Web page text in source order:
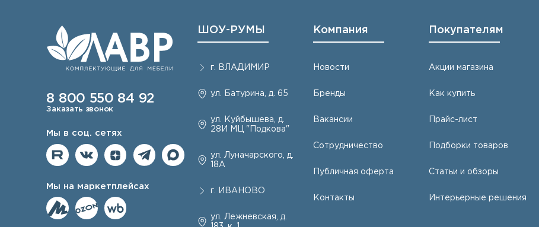
8 800 550 84 92
Заказать звонок
Мы в соц. сетях
Мы на маркетплейсах
ШОУ-РУМЫ
г. ВЛАДИМИР
ул. Батурина, д. 65
ул. Куйбышева, д.
28И МЦ "Подкова"
ул. Луначарского, д.
18А
г. ИВАНОВО
ул. Лежневская, д.
Компания
Новости
Бренды
Вакансии
Сотрудничество
Публичная оферта
Контакты
Покупателям
Акции магазина
Как купить
Прайс-лист
Подборки товаров
Статьи и обзоры
Интерьерные решения